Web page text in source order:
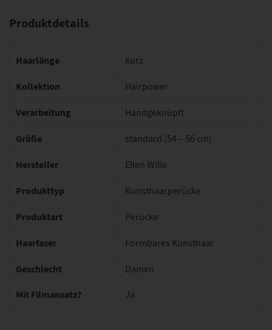
Produktdetails
Haarlänge kurz
Kollektion Hairpower
Verarbeitung Handgeknüpft
Größe standard (54 – 56 cm)
Hersteller Ellen Wille
Produkttyp Kunsthaarperücke
Produktart Perücke
Haarfaser Formbares Kunsthaar
Geschlecht Damen
Mit Filmansatz? Ja